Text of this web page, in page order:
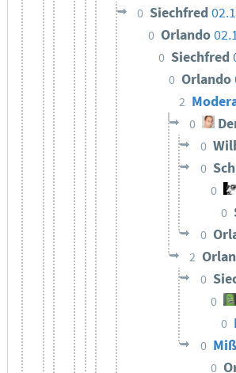
0 Siechfred
0 Orlando
0 Siechfred
0 Orlando
2
0
0
0
0
0
0
2
0
0
0
0
0